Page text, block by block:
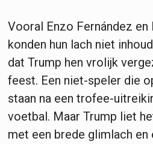
Vooral Enzo Fernández en
konden hun lach niet
dat Trump hen vrolijk
feest. Een niet-speler die
staan na een trofee-
voetbal. Maar Trump liet
met een brede glimlach en